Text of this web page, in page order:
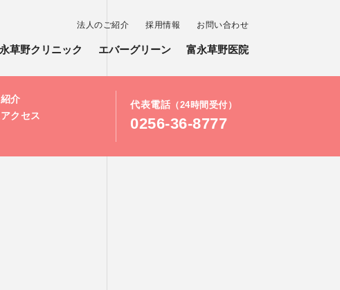
草野クリニック エバーグリーン 富永草野医院
法人のご紹介 採用情報 お問い合わせ
介
クセス
代表電話 （24時間受付）
0256-36-8777